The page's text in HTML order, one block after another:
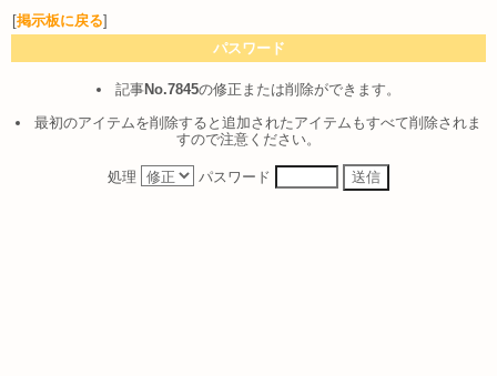
[掲示板に戻る]
パスワード
記事No.7845の修正または削除ができます。
最初のアイテムを削除すると追加されたアイテムもすべて削除されま
すので注意ください。
処理 パスワード